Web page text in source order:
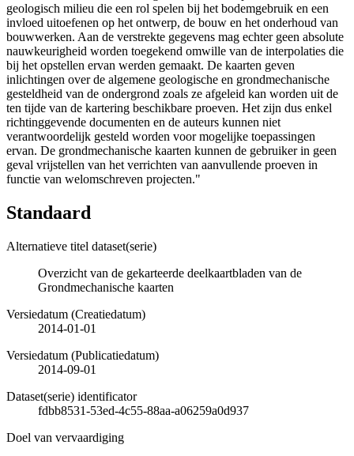
geologisch milieu die een rol spelen bij het bodemgebruik en een
invloed uitoefenen op het ontwerp, de bouw en het onderhoud van
bouwwerken. Aan de verstrekte gegevens mag echter geen absolute
nauwkeurigheid worden toegekend omwille van de interpolaties die
bij het opstellen ervan werden gemaakt. De kaarten geven
inlichtingen over de algemene geologische en grondmechanische
gesteldheid van de ondergrond zoals ze afgeleid kan worden uit de
ten tijde van de kartering beschikbare proeven. Het zijn dus enkel
richtinggevende documenten en de auteurs kunnen niet
verantwoordelijk gesteld worden voor mogelijke toepassingen
ervan. De grondmechanische kaarten kunnen de gebruiker in geen
geval vrijstellen van het verrichten van aanvullende proeven in
functie van welomschreven projecten."
Standaard
Alternatieve titel dataset(serie)
Overzicht van de gekarteerde deelkaartbladen van de
Grondmechanische kaarten
Versiedatum (Creatiedatum)
2014-01-01
Versiedatum (Publicatiedatum)
2014-09-01
Dataset(serie) identificator
fdbb8531-53ed-4c55-88aa-a06259a0d937
Doel van vervaardiging